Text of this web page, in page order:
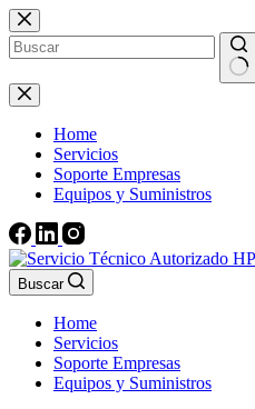
Saltar
al
contenido
Sin
resultados
Home
Servicios
Soporte Empresas
Equipos y Suministros
Buscar
Home
Servicios
Soporte Empresas
Equipos y Suministros